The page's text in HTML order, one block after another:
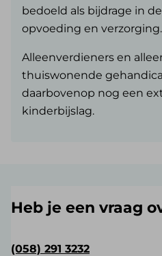
bedoeld als bijdrage in
opvoeding en verzorging.
Alleenverdieners en
thuiswonende
daarbovenop nog een
kinderbijslag.
Heb je een vraag
(058) 291 3232